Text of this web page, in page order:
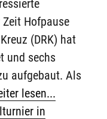
Hofpause
(DRK) hat
und sechs
aufgebaut. Als
lesen...
in